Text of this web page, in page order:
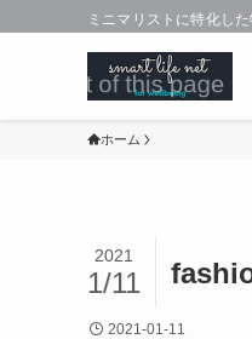
ミニマリストに特化し
ホーム
2021
1/11
2021-01-11